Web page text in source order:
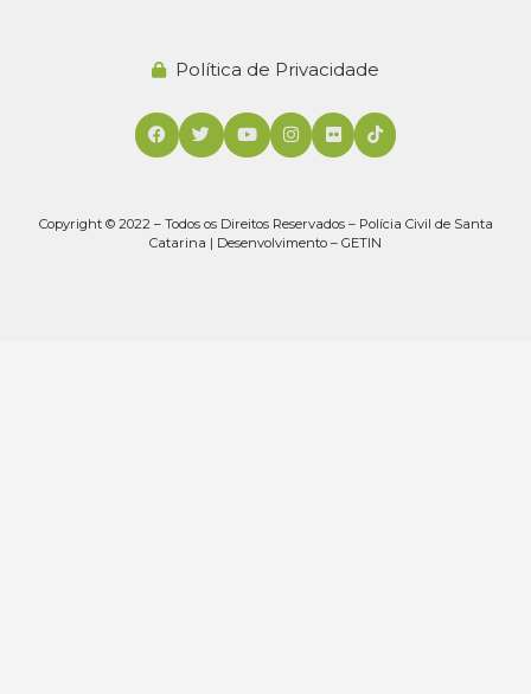
Política de Privacidade
Copyright © 2022 – Todos os Direitos Reservados – Polícia Civil de Santa
Catarina | Desenvolvimento – GETIN